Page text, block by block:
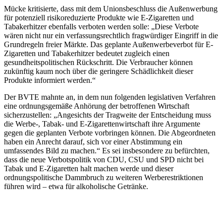
Mücke kritisierte, dass mit dem Unionsbeschluss die Außenwerbung
für potenziell risikoreduzierte Produkte wie E-Zigaretten und
Tabakerhitzer ebenfalls verboten werden solle: „Diese Verbote
wären nicht nur ein verfassungsrechtlich fragwürdiger Eingriff in die
Grundregeln freier Märkte. Das geplante Außenwerbeverbot für E-
Zigaretten und Tabakerhitzer bedeutet zugleich einen
gesundheitspolitischen Rückschritt. Die Verbraucher können
zukünftig kaum noch über die geringere Schädlichkeit dieser
Produkte informiert werden.“
Der BVTE mahnte an, in dem nun folgenden legislativen Verfahren
eine ordnungsgemäße Anhörung der betroffenen Wirtschaft
sicherzustellen: „Angesichts der Tragweite der Entscheidung muss
die Werbe-, Tabak- und E-Zigarettenwirtschaft ihre Argumente
gegen die geplanten Verbote vorbringen können. Die Abgeordneten
haben ein Anrecht darauf, sich vor einer Abstimmung ein
umfassendes Bild zu machen.“ Es sei insbesondere zu befürchten,
dass die neue Verbotspolitik von CDU, CSU und SPD nicht bei
Tabak und E-Zigaretten halt machen werde und dieser
ordnungspolitische Dammbruch zu weiteren Werberestriktionen
führen wird – etwa für alkoholische Getränke.